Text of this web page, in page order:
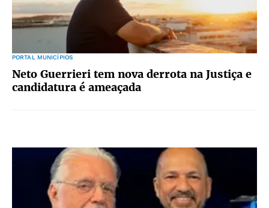
PORTAL MUNICÍPIOS
Neto Guerrieri tem nova derrota na Justiça e
candidatura é ameaçada